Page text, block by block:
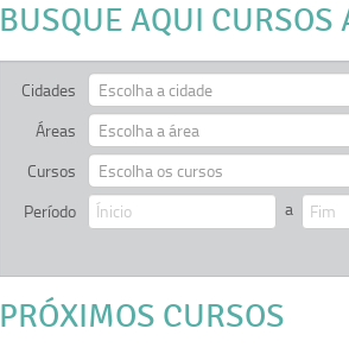
BUSQUE AQUI CURSOS
Cidades
Escolha a cidade
Áreas
Escolha a área
Cursos
Escolha os cursos
Período
a
PRÓXIMOS CURSOS